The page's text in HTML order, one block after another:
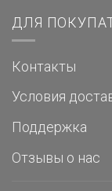
ДЛЯ
Контакты
Условия
Поддержка
Отзывы о нас